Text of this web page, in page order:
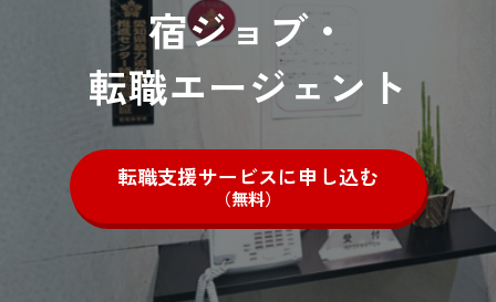
宿ジョブ・
転職エージェント
転職支援サービスに申し込む
（無料）